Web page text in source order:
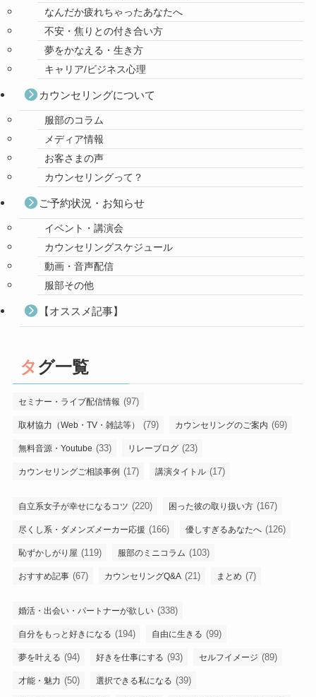
なんだか疲れちゃったあなたへ
不安・焦りとの付き合い方
夢をかなえる・生き方
キャリア/ビジネス心理
カウンセリングについて
服部のコラム
メディア情報
お客さまの声
カウンセリングって？
ご予約状況・お知らせ
イベント・講演会
カウンセリングスケジュール
動画・音声配信
服部その他
【オススメ記事】
タグ一覧
セミナー・ライブ配信情報 (97)
取材協力（Web・TV・雑誌等） (79) カウンセリングのご案内 (69)
無料音源・Youtube (33) リレーブログ (23)
カウンセリングご相談事例 (17) 講演タイトル (17)
自立系女子が幸せになるコツ (220) 困った彼の取り扱い方 (167)
尽くし系・ダメンズメーカー応援 (166) 優しすぎるあなたへ (126)
恥ずかしがり屋 (119) 服部のミニコラム (103)
おすすめ記事 (67) カウンセリングQ&A (21) まとめ (7)
婚活・出会い・パートナーが欲しい (338)
自分をもっと好きになる (194) 自由に生きる (99)
夢を叶える (94) 好きを仕事にする (93) セルフイメージ (89)
才能・魅力 (50) 選択できる私になる (39)